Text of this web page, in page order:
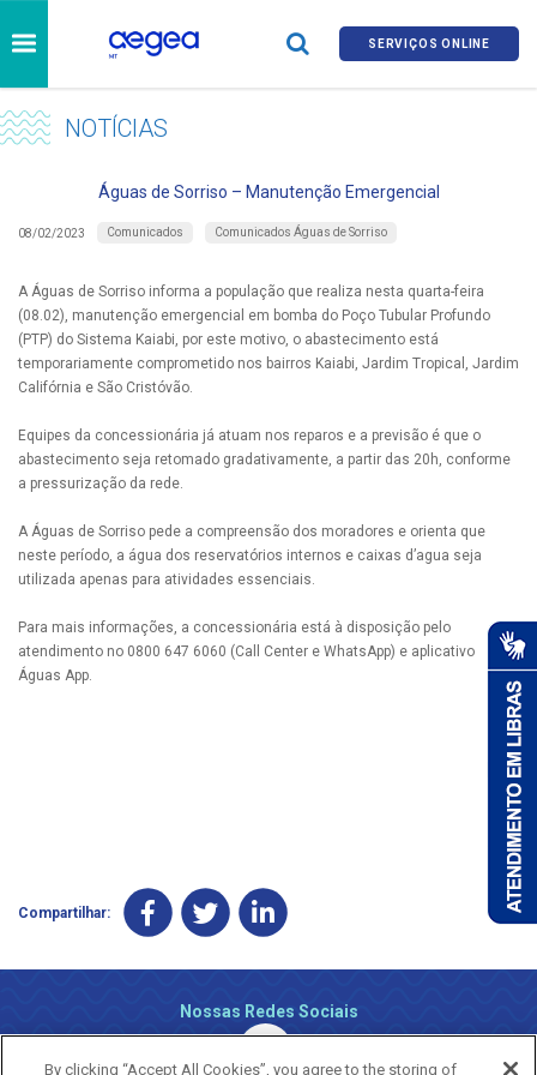
SERVIÇOS ONLINE
NOTÍCIAS
Águas de Sorriso – Manutenção Emergencial
08/02/2023 Comunicados Comunicados Águas de Sorriso
A Águas de Sorriso informa a população que realiza nesta quarta-feira
(08.02), manutenção emergencial em bomba do Poço Tubular Profundo
(PTP) do Sistema Kaiabi, por este motivo, o abastecimento está
temporariamente comprometido nos bairros Kaiabi, Jardim Tropical, Jardim
Califórnia e São Cristóvão.
Equipes da concessionária já atuam nos reparos e a previsão é que o
abastecimento seja retomado gradativamente, a partir das 20h, conforme
a pressurização da rede.
A Águas de Sorriso pede a compreensão dos moradores e orienta que
neste período, a água dos reservatórios internos e caixas d’agua seja
utilizada apenas para atividades essenciais.
Para mais informações, a concessionária está à disposição pelo
atendimento no 0800 647 6060 (Call Center e WhatsApp) e aplicativo
Águas App.
Compartilhar:
Nossas Redes Sociais
By clicking “Accept All Cookies”, you agree to the storing of